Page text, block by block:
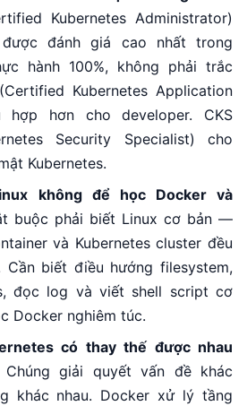
Kubernetes Administrator)
đánh giá cao nhất trong
hành 100%, không phải trắc
Kubernetes Application
hợp hơn cho developer. CKS
Security Specialist) cho
Kubernetes.
không để học Docker và
buộc phải biết Linux cơ bản —
và Kubernetes cluster đều
Cần biết điều hướng filesystem,
đọc log và viết shell script cơ
Docker nghiêm túc.
có thay thế được nhau
Chúng giải quyết vấn đề khác
khác nhau. Docker xử lý tầng